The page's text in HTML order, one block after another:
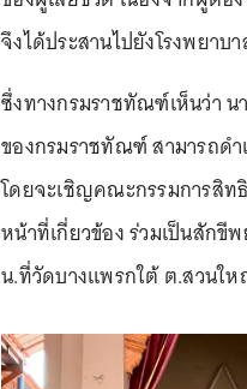
จึงได้ประสานไปยังโรงพยา
ซึ่งทางกรมราชทัณฑ์เห็นว่า
ของกรมราชทัณฑ์ สามารถด
โดยจะเชิญคณะกรรมการสิท
หน้าที่เกี่ยวข้อง ร่วมเป็นสักขี
น.ที่วัดบางแพรกใต้ ต.สวนใ